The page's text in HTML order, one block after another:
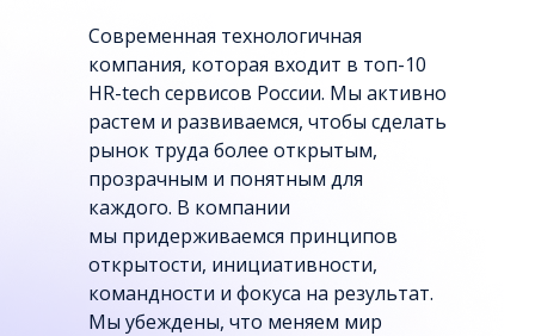
Cовременная технологичная
компания, которая входит в топ-10
HR-tech сервисов России. Мы активно
растем и развиваемся, чтобы сделать
рынок труда более открытым,
прозрачным и понятным для
каждого. В компании
мы придерживаемся принципов
открытости, инициативности,
командности и фокуса на результат.
Мы убеждены, что меняем мир